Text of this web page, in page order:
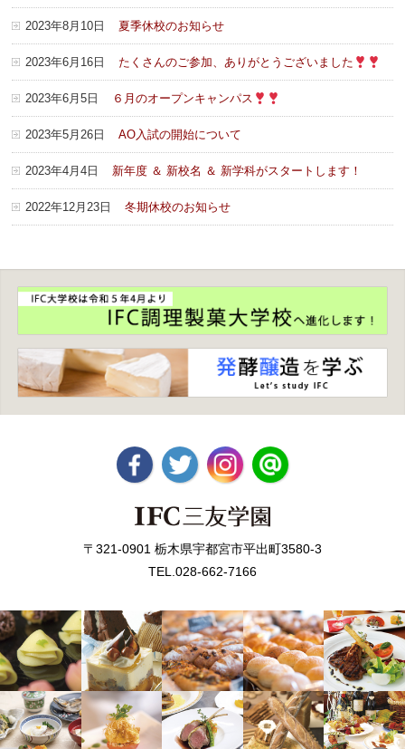
2023年8月10日
夏季休校のお知らせ
2023年6月16日 たくさんのご参加、ありがとうございました
2023年6月5日 ６月のオープンキャンパス
2023年5月26日 AO入試の開始について
2023年4月4日 新年度 ＆ 新校名 ＆ 新学科がスタートします！
2022年12月23日 冬期休校のお知らせ
〒321-0901 栃木県宇都宮市平出町3580-3
TEL.028-662-7166